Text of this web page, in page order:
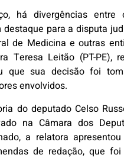
há divergências entre
destaque para a disputa
de Medicina e outras
Teresa Leitão (PT-PE),
que sua decisão foi
envolvidos.
do deputado Celso
na Câmara dos
a relatora
de redação, que foi